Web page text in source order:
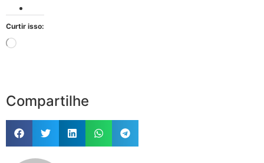
Curtir isso:
Compartilhe